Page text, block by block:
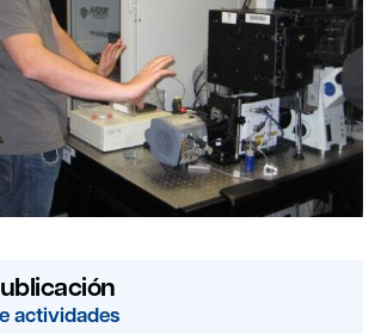
actividades